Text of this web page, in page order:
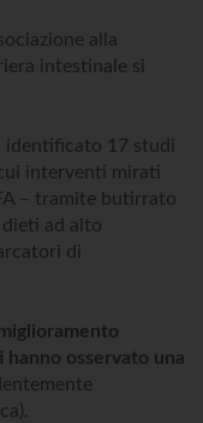
alla
intestinale si
identificato 17 studi
interventi mirati
– tramite butirrato
ad alto
di
osservato una